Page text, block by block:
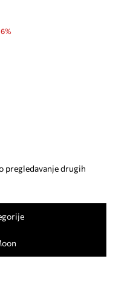
pregledavanje drugih